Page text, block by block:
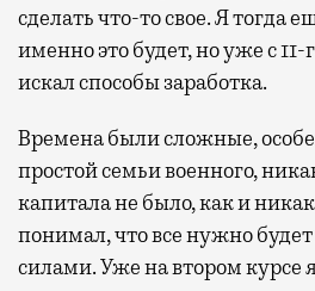
сделать что-то свое. Я тогда
именно это будет, но уже с 11-
искал способы заработка.
Времена были сложные,
простой семьи военного,
капитала не было, как и
понимал, что все нужно
силами. Уже на втором курсе